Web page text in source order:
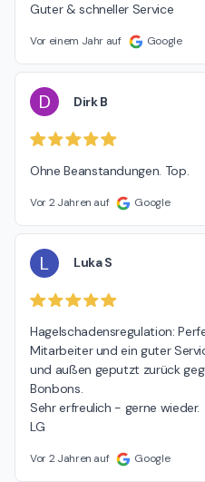
Guter & schneller Service
Vor einem Jahr auf Google
D Dirk B
Ohne Beanstandungen. Top.
Vor 2 Jahren auf Google
L Luka S
Hagelschadensregulation:
Mitarbeiter und ein guter
und außen geputzt zurück
Bonbons.
Sehr erfreulich - gerne wieder.
LG
Vor 2 Jahren auf Google